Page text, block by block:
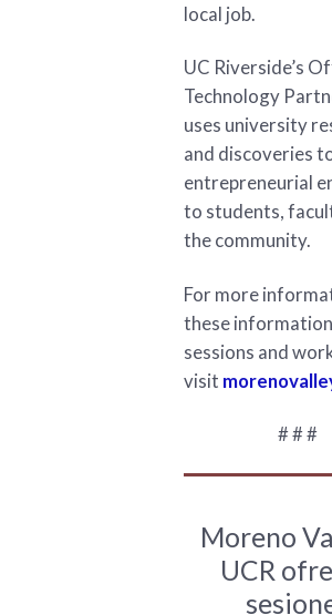
local job.
UC Riverside’s
Technology
uses university
and discoveries
entrepreneurial
to students,
the community.
For more
these
sessions and
visit
# # #
Moreno
UCR